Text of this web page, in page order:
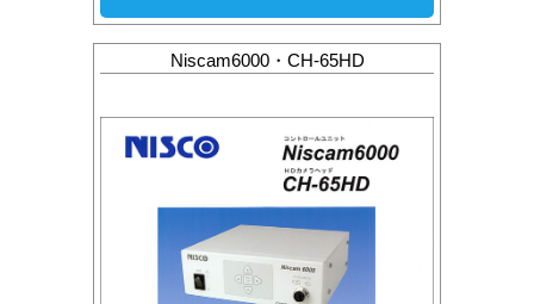
Niscam6000・CH-65HD